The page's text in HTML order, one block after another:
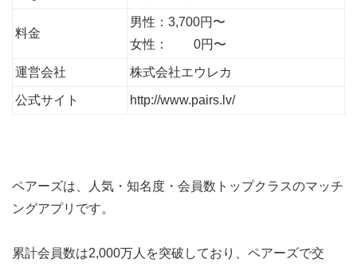
料金
男性：3,700円〜
女性： 0円〜
運営会社 株式会社エウレカ
公式サイト http://www.pairs.lv/
ペアーズは、人気・知名度・会員数トップクラスのマッチ
ングアプリです。
累計会員数は2,000万人を突破 しており、ペアーズで交